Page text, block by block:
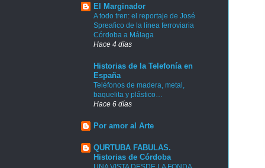
El Marginador
A todo tren: el reportaje de José
Spreafico de la línea ferroviaria
Córdoba a Málaga
Hace 4 días
Historias de la Telefonía en
España
Teléfonos de madera, metal,
baquelita y plástico…
Hace 6 días
Por amor al Arte
QURTUBA FABULAS.
Historias de Córdoba